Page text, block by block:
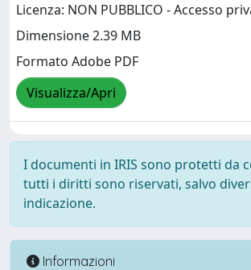
Licenza: NON PUBBLICO - Accesso
Dimensione 2.39 MB
Formato Adobe PDF
Visualizza/Apri
I documenti in IRIS sono protetti da
tutti i diritti sono riservati, salvo
indicazione.
Informazioni